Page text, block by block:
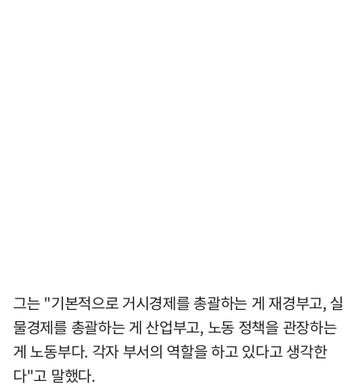
그는 "기본적으로 거시경제를 총괄하는 게 재경부고, 실
물경제를 총괄하는 게 산업부고, 노동 정책을 관장하는
게 노동부다. 각자 부서의 역할을 하고 있다고 생각한
다"고 말했다.